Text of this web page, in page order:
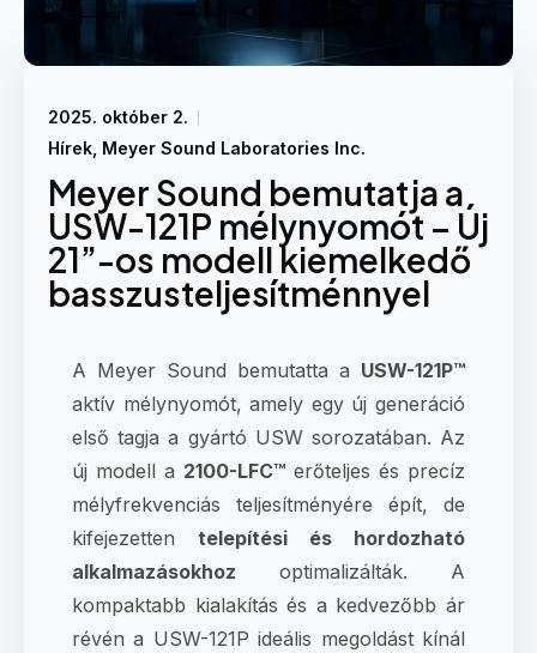
2025. október 2.
Hírek, Meyer Sound Laboratories Inc.
Meyer Sound bemutatja a
USW-121P mélynyomót – Új
21”-os modell kiemelkedő
basszusteljesítménnyel
A Meyer Sound bemutatta a USW-121P™
aktív mélynyomót, amely egy új generáció
első tagja a gyártó USW sorozatában. Az
új modell a 2100-LFC™ erőteljes és precíz
mélyfrekvenciás teljesítményére épít, de
kifejezetten telepítési és hordozható
alkalmazásokhoz optimalizálták. A
kompaktabb kialakítás és a kedvezőbb ár
révén a USW-121P ideális megoldást kínál